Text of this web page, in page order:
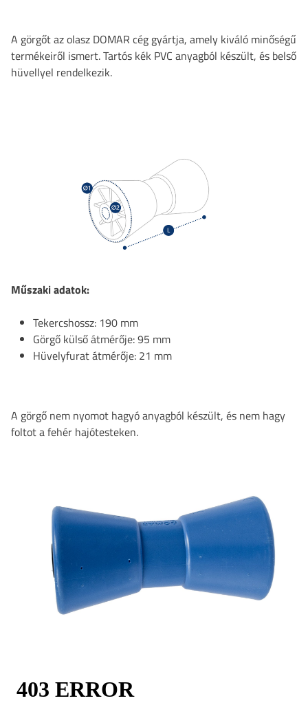
A görgőt az olasz DOMAR cég gyártja, amely kiváló minőségű
termékeiről ismert. Tartós kék PVC anyagból készült, és belső
hüvellyel rendelkezik.
Műszaki adatok:
Tekercshossz: 190 mm
Görgő külső átmérője: 95 mm
Hüvelyfurat átmérője: 21 mm
A görgő nem nyomot hagyó anyagból készült, és nem hagy
foltot a fehér hajótesteken.